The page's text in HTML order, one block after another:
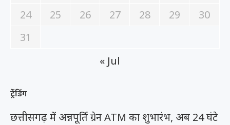
24
25 26 27 28 29
30
31
« Jul
ट्रेंडिंग
छत्तीसगढ़ में अन्नपूर्ति ग्रेन ATM का शुभारंभ, अब 24 घंटे